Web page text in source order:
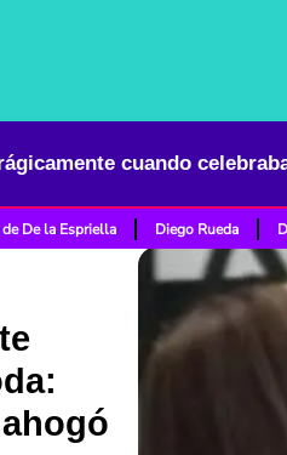
cuando
De la Espriella Diego Rueda